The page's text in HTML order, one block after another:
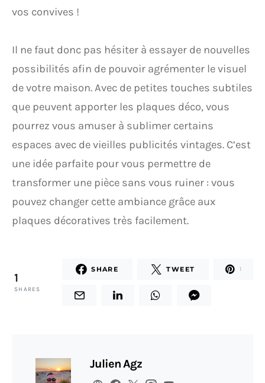
vos convives !
Il ne faut donc pas hésiter à essayer de nouvelles
possibilités afin de pouvoir agrémenter le visuel
de votre maison. Avec de petites touches subtiles
que peuvent apporter les plaques déco, vous
pourrez vous amuser à sublimer certains
espaces avec de vieilles publicités vintages. C’est
une idée parfaite pour vous permettre de
transformer une pièce sans vous ruiner : vous
pouvez changer cette ambiance grâce aux
plaques décoratives très facilement.
1
SHARES
SHARE TWEET 1
Julien Agz